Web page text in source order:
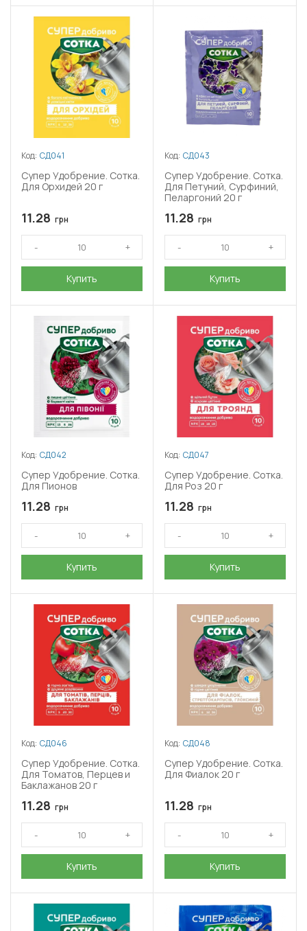
Код: СД041
Супер Удобрение. Сотка.
Для Орхидей 20 г
11.28 грн
Купить
Код: СД043
Супер Удобрение. Сотка.
Для Петуний, Сурфиний,
Пеларгоний 20 г
11.28 грн
Купить
Код: СД042
Супер Удобрение. Сотка.
Для Пионов
11.28 грн
Купить
Код: СД047
Супер Удобрение. Сотка.
Для Роз 20 г
11.28 грн
Купить
Код: СД046
Супер Удобрение. Сотка.
Для Томатов, Перцев и
Баклажанов 20 г
11.28 грн
Купить
Код: СД048
Супер Удобрение. Сотка.
Для Фиалок 20 г
11.28 грн
Купить